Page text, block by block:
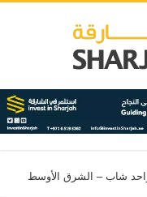
شاب – الشرق الأوسط